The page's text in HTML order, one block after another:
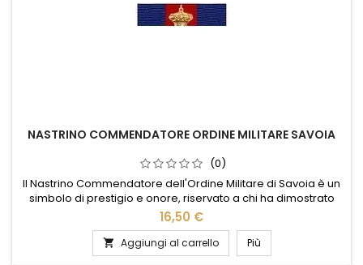
NASTRINO COMMENDATORE ORDINE MILITARE SAVOIA
(0)
Il Nastrino Commendatore dell'Ordine Militare di Savoia è un
simbolo di prestigio e onore, riservato a chi ha dimostrato
eccezionale valore e dedizione. Realizzato con materiali di
alta qualità, questo nastrino presenta i colori distintivi
dell'Ordine, evocando una tradizione di eroismo e servizio.
Perfetto per collezionisti e appassionati di storia,...
16,50 €
 Aggiungi al carrello Più